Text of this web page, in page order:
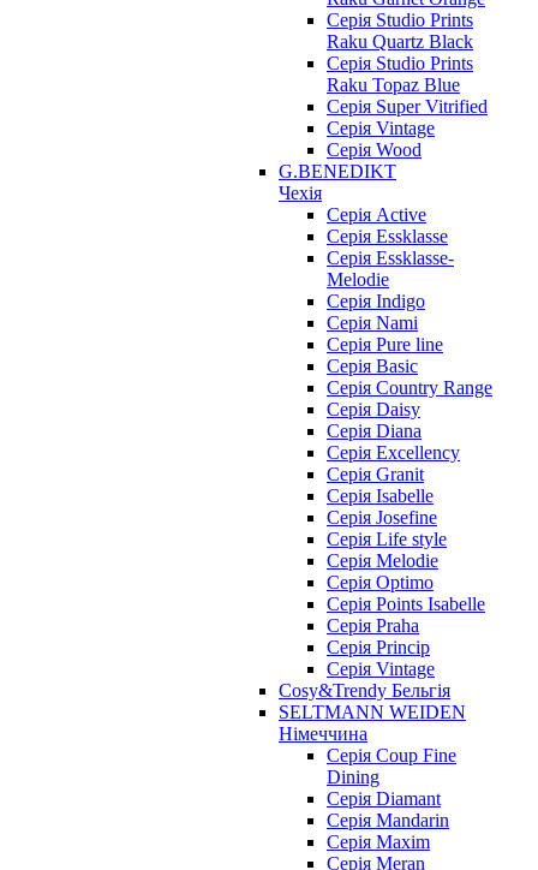
Серія Studio Prints
Raku Quartz Black
Серія Studio Prints
Raku Topaz Blue
Серія Super Vitrified
Серія Vintage
Серія Wood
G.BENEDIKT
Чехія
Cерія Active
Cерія Essklasse
Cерія Essklasse-
Melodie
Cерія Indigo
Cерія Nami
Cерія Pure line
Серія Basic
Серія Country Range
Серія Daisy
Серія Diana
Серія Excellency
Серія Granit
Серія Isabelle
Серія Josefine
Серія Life style
Серія Melodie
Серія Optimo
Серія Points Isabelle
Серія Praha
Серія Princip
Серія Vintage
Cosy&Trendy Бельгія
SELTMANN WEIDEN
Німеччина
Cерія Coup Fine
Dining
Cерія Diamant
Cерія Mandarin
Cерія Maxim
Серія Meran